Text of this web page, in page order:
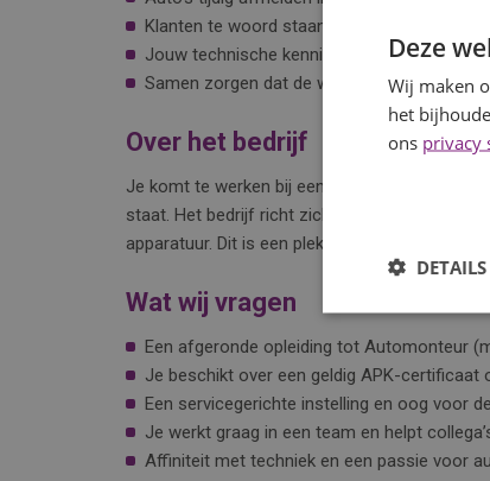
Klanten te woord staan en zorgen voor een
Jouw technische kennis delen met
Samen zorgen dat de werkplaats netjes en
Over het bedrijf
Je komt te werken bij een klein, hecht
staat. Het bedrijf richt zich op kwaliteit en
apparatuur. Dit is een plek waar je
Wat wij vragen
Een afgeronde opleiding tot Automonteur
Je beschikt over een geldig APK-certificaat
Een servicegerichte instelling en oog voor
Je werkt graag in een team en helpt
Affiniteit met techniek en een passie voor
Deze
Wij maken
het
ons privacy